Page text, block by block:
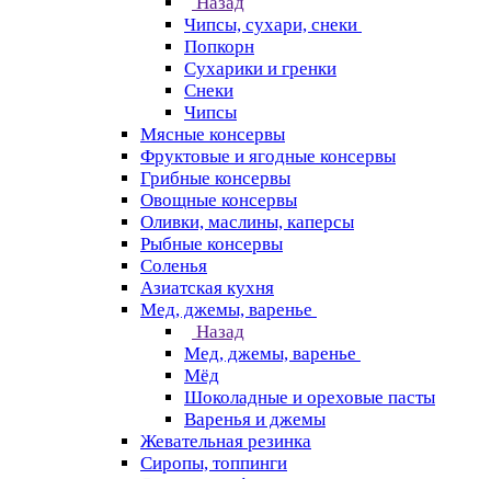
Чипсы, сухари, снеки
Попкорн
Сухарики и гренки
Снеки
Чипсы
Мясные консервы
Фруктовые и ягодные консервы
Грибные консервы
Овощные консервы
Оливки, маслины, каперсы
Рыбные консервы
Соленья
Азиатская кухня
Мед, джемы, варенье
Назад
Мед, джемы, варенье
Мёд
Шоколадные и ореховые пасты
Варенья и джемы
Жевательная резинка
Сиропы, топпинги